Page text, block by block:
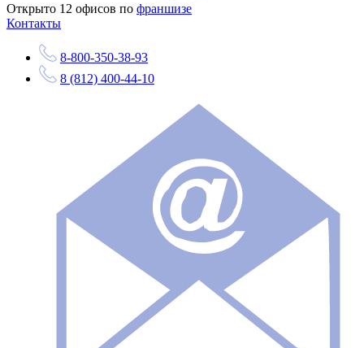
Открыто 12 офисов по франшизе
Контакты
8-800-350-38-93
8 (812) 400-44-10